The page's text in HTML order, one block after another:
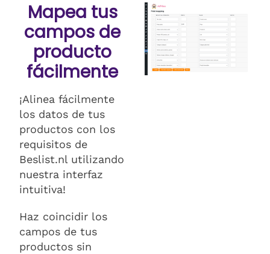
Mapea tus
campos de
producto
fácilmente
¡Alinea fácilmente
los datos de tus
productos con los
requisitos de
Beslist.nl utilizando
nuestra interfaz
intuitiva!
Haz coincidir los
campos de tus
productos sin